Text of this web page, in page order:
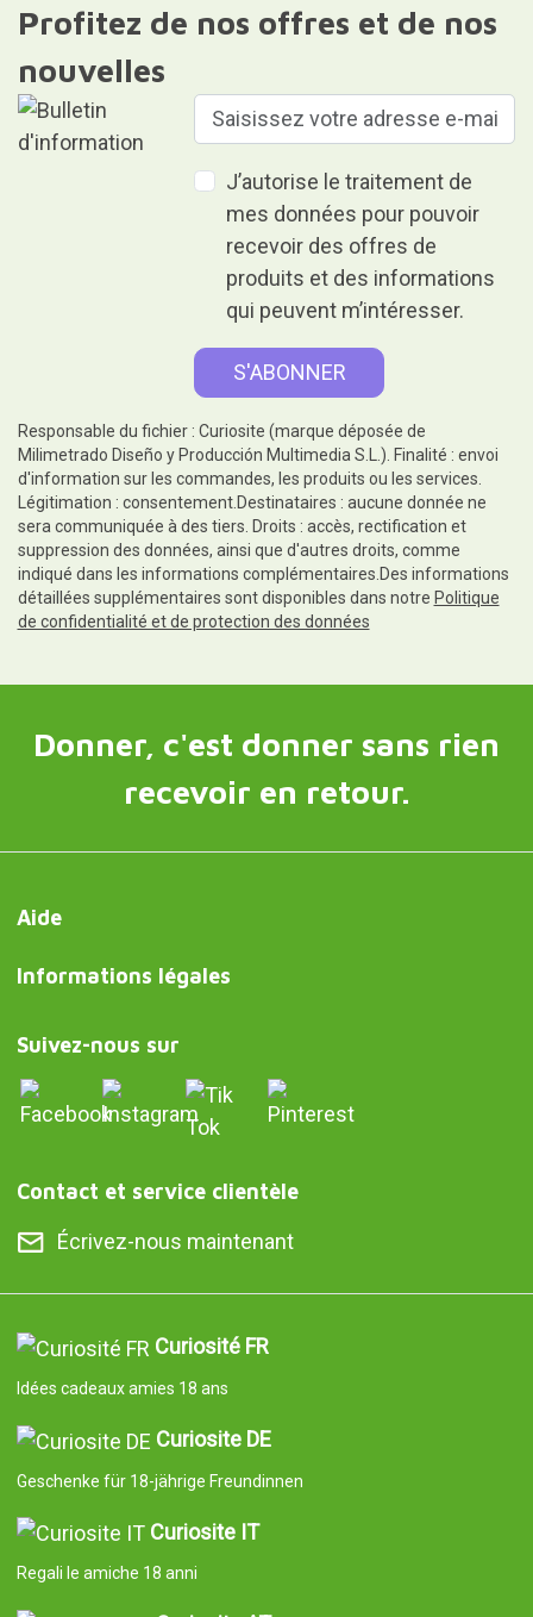
Profitez de nos offres et de nos
nouvelles
J’autorise le traitement de
mes données pour pouvoir
recevoir des offres de
produits et des informations
qui peuvent m’intéresser.
Responsable du fichier : Curiosite (marque déposée de
Milimetrado Diseño y Producción Multimedia S.L.). Finalité : envoi
d'information sur les commandes, les produits ou les services.
Légitimation : consentement.Destinataires : aucune donnée ne
sera communiquée à des tiers. Droits : accès, rectification et
suppression des données, ainsi que d'autres droits, comme
indiqué dans les informations complémentaires.Des informations
détaillées supplémentaires sont disponibles dans notre Politique
de confidentialité et de protection des données
Donner, c'est donner sans rien
recevoir en retour.
Aide
Informations légales
Suivez-nous sur
Contact et service clientèle
Écrivez-nous maintenant
Curiosité FR
Idées cadeaux amies 18 ans
Curiosite DE
Geschenke für 18-jährige Freundinnen
Curiosite IT
Regali le amiche 18 anni